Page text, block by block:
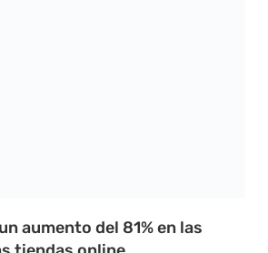
aumento del 81% en las